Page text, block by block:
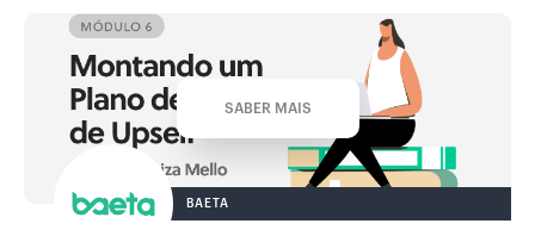
BAETA
SABER MAIS